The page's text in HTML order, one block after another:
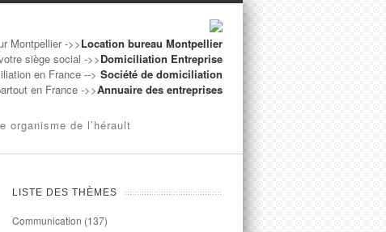
Montpellier ->>Location bureau Montpellier
siège social ->>Domiciliation Entreprise
en France --> Société de domiciliation
en France ->>Annuaire des entreprises
organisme de l’hérault
LISTE DES THÈMES
Communication (137)